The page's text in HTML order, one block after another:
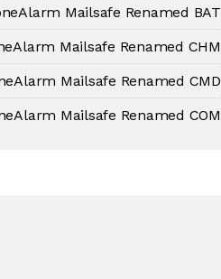
Mailsafe Renamed BAT
Mailsafe Renamed CHM
Mailsafe Renamed CMD
Mailsafe Renamed COM